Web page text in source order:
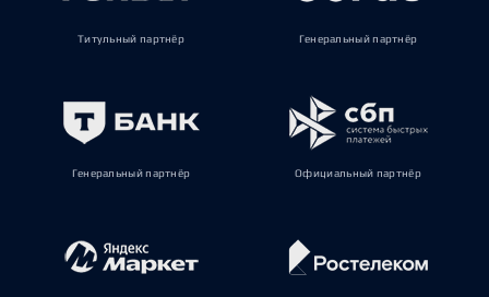
Титульный партнёр Генеральный партнёр
Генеральный партнёр Официальный партнёр